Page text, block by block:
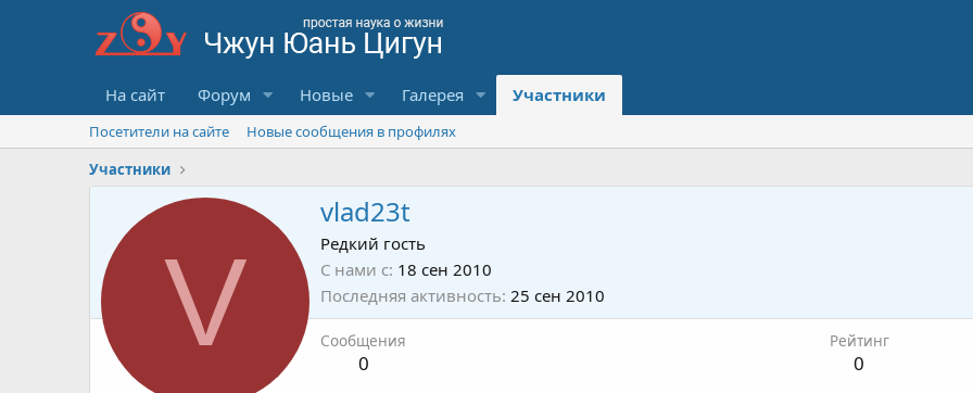
На сайт Форум Новые Галерея Участники
Посетители на сайте
Новые сообщения в профилях
Участники
V
vlad23t
Редкий гость
С нами с 18 сен 2010
Последняя активность 25 сен 2010
Сообщения
0
Рейтинг
0